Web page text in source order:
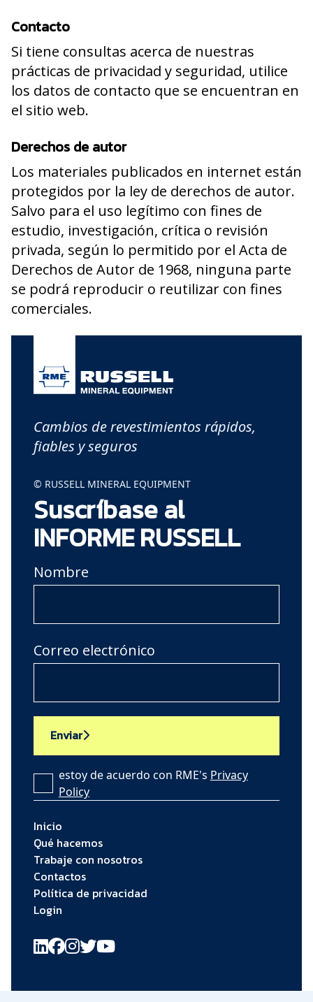
Contacto
Si tiene consultas acerca de nuestras
prácticas de privacidad y seguridad, utilice
los datos de contacto que se encuentran en
el sitio web.
Derechos de autor
Los materiales publicados en internet están
protegidos por la ley de derechos de autor.
Salvo para el uso legítimo con fines de
estudio, investigación, crítica o revisión
privada, según lo permitido por el Acta de
Derechos de Autor de 1968, ninguna parte
se podrá reproducir o reutilizar con fines
comerciales.
Cambios de revestimientos rápidos,
fiables y seguros
© RUSSELL MINERAL EQUIPMENT
Suscríbase al
INFORME RUSSELL
Nombre
Correo electrónico
Enviar
estoy de acuerdo con RME's Privacy
Policy
Inicio
Qué hacemos
Trabaje con nosotros
Contactos
Política de privacidad
Login